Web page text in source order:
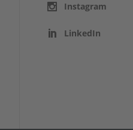
Instagram
LinkedIn